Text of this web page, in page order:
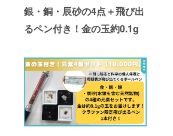
銀・銅・辰砂の4点＋飛び出
るペン付き！金の玉約0.1g